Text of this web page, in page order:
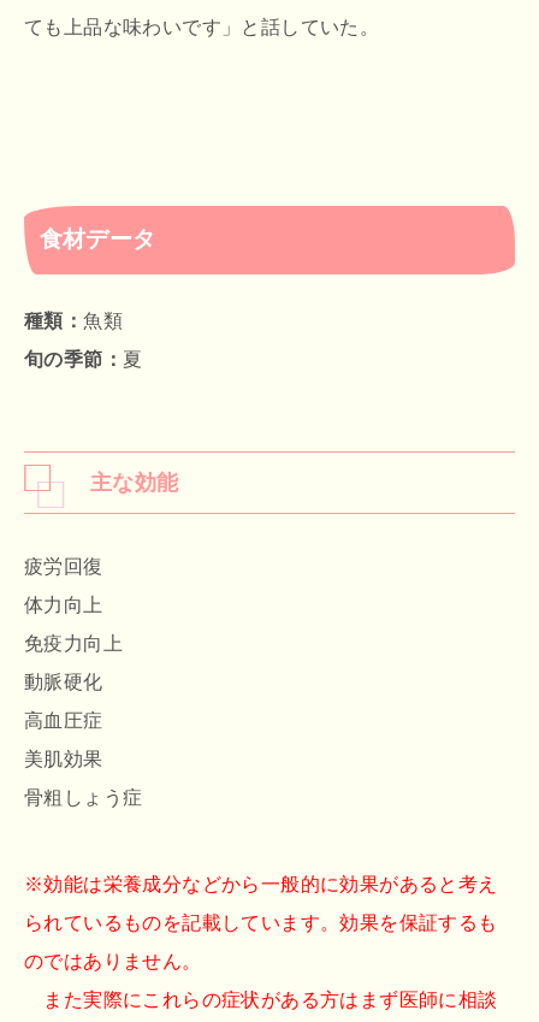
ても上品な味わいです」と話していた。
食材データ
種類：魚類
旬の季節： 夏
主な効能
疲労回復
体力向上
免疫力向上
動脈硬化
高血圧症
美肌効果
骨粗しょう症
※効能は栄養成分などから一般的に効果があると考え
られているものを記載しています。効果を保証するも
のではありません。
また実際にこれらの症状がある方はまず医師に相談